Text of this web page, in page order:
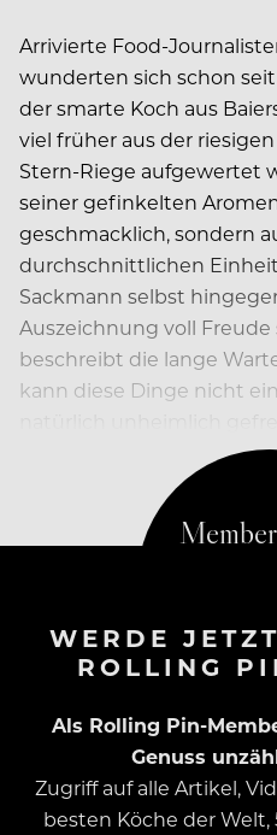
Arrivierte Food-
wunderten sich schon
der smarte Koch aus
viel früher aus der
Stern-Riege aufgewertet
seiner gefinkelten
geschmacklich, sondern
durchschnittlichen
Sackmann selbst
Auszeichnung voll
beschreibt die lange
kann diese Dinge nicht
für Jahr gemunkelt
WERDE
ROLLING
Als Rolling Pin-
Genuss
Zugriff auf alle Artikel,
besten Köche der Welt,